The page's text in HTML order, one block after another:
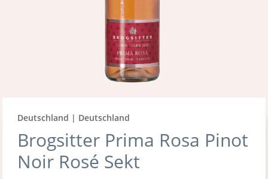
Deutschland | Deutschland
Brogsitter Prima Rosa Pinot
Noir Rosé Sekt